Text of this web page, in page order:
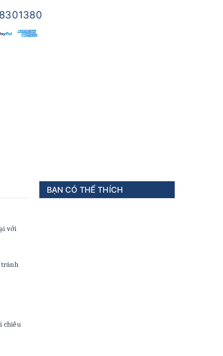
với
tránh
chiếu
BẠN CÓ THỂ THÍCH